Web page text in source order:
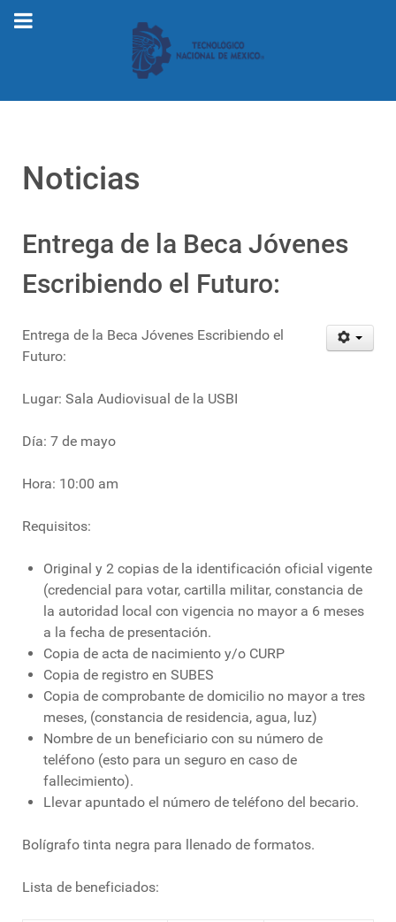
Noticias
Entrega de la Beca Jóvenes
Escribiendo el Futuro:
Entrega de la Beca Jóvenes Escribiendo el
Futuro:
Lugar: Sala Audiovisual de la USBI
Día: 7 de mayo
Hora: 10:00 am
Requisitos:
Original y 2 copias de la identificación oficial vigente
(credencial para votar, cartilla militar, constancia de
la autoridad local con vigencia no mayor a 6 meses
a la fecha de presentación.
Copia de acta de nacimiento y/o CURP
Copia de registro en SUBES
Copia de comprobante de domicilio no mayor a tres
meses, (constancia de residencia, agua, luz)
Nombre de un beneficiario con su número de
teléfono (esto para un seguro en caso de
fallecimiento).
Llevar apuntado el número de teléfono del becario.
Bolígrafo tinta negra para llenado de formatos.
Lista de beneficiados: